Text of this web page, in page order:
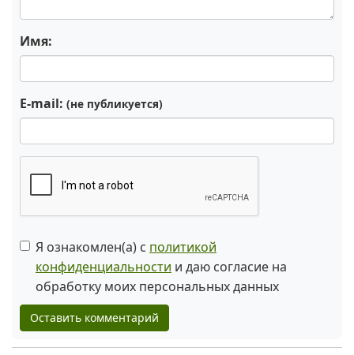
Имя:
E-mail: (не публикуется)
Я ознакомлен(а) с политикой
конфиденциальности и даю согласие на
обработку моих персональных данных
Оставить комментарий